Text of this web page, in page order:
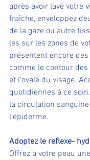
après avoir lavé votre
fraîche, enveloppez
de la gaze ou autre
les sur les zones de
présentent encore
comme le contour des
et l’ovale du visage.
quotidiennes à ce
la circulation
l’épiderme.
Adoptez le reflexe-
Offrez à votre peau